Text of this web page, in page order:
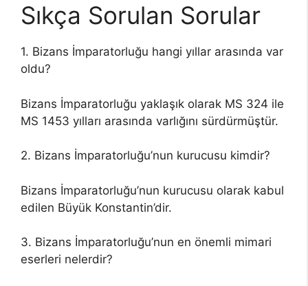
Sıkça Sorulan Sorular
1. Bizans İmparatorluğu hangi yıllar arasında var
oldu?
Bizans İmparatorluğu yaklaşık olarak MS 324 ile
MS 1453 yılları arasında varlığını sürdürmüştür.
2. Bizans İmparatorluğu’nun kurucusu kimdir?
Bizans İmparatorluğu’nun kurucusu olarak kabul
edilen Büyük Konstantin’dir.
3. Bizans İmparatorluğu’nun en önemli mimari
eserleri nelerdir?